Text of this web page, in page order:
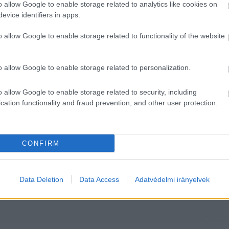
allow Google to enable storage related to analytics like cookies on
identifiers in apps.
allow Google to enable storage related to functionality of the website
allow Google to enable storage related to personalization.
allow Google to enable storage related to security, including
functionality and fraud prevention, and other user protection.
CONFIRM
Data Deletion Data Access Adatvédelmi irányelvek
pont azt teszi lehetővé, amire sokan
önkormányzati vagy más, közfeladatot
– a K-Monitor adatbázisa